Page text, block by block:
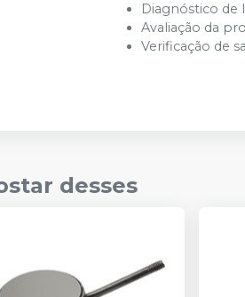
Diagnóstico de
Avaliação da
Verificação de
desses